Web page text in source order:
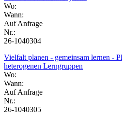
Wo:
Wann:
Auf Anfrage
Nr.:
26-1040304
Vielfalt planen - gemeinsam lernen -
heterogenen Lerngruppen
Wo:
Wann:
Auf Anfrage
Nr.:
26-1040305